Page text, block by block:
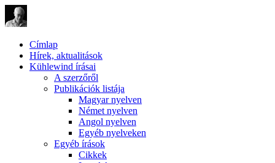
Címlap
Hírek, aktualitások
Kühlewind írásai
A szerzőről
Publikációk listája
Magyar nyelven
Német nyelven
Angol nyelven
Egyéb nyelveken
Egyéb írások
Cikkek